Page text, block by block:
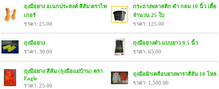
ถุงมือยาง อเนกประสงค์ สีส้ม ตราไท
เกอร์
ราคา: 25.00
กระถางพลาสติก ดำ กลม 10 นิ้ว เตี้ย
จำนวน 25 ใบ
ราคา: 125.00
ถุงมือยาง
ราคา: 30.00
ถุงมือยางดำ แบบยาว 9.5 นิ้ว
ราคา: 65.00
ถุงมือยาง สีส้ม (ถุงมือแม่บ้าน) ตรา
Eagle
ราคา: 25.00
ถุงมือผ้าเคลือบยางพาราสีส้ม 10 โหล
ราคา: 1,500.00